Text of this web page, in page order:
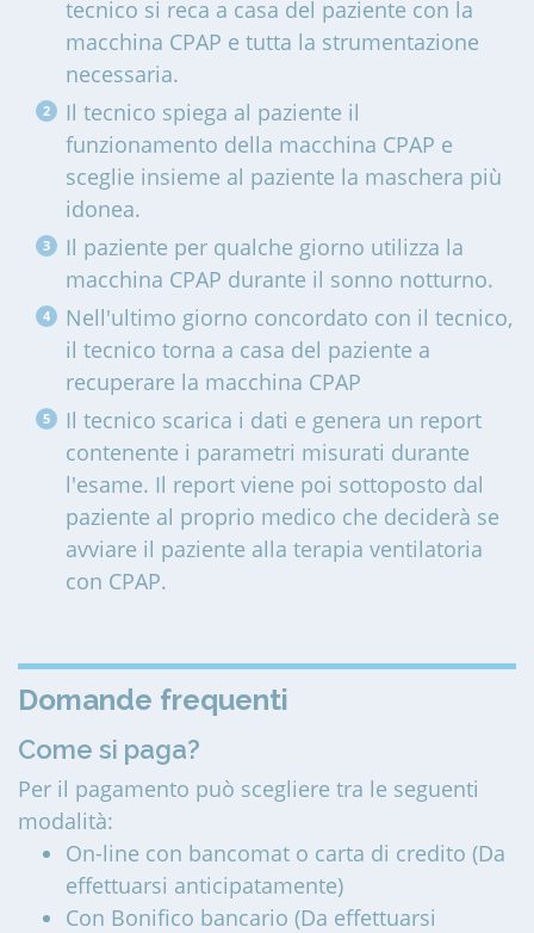
tecnico si reca a casa del paziente con la
macchina CPAP e tutta la strumentazione
necessaria.
Il tecnico spiega al paziente il
funzionamento della macchina CPAP e
sceglie insieme al paziente la maschera più
idonea.
Il paziente per qualche giorno utilizza la
macchina CPAP durante il sonno notturno.
Nell'ultimo giorno concordato con il tecnico,
il tecnico torna a casa del paziente a
recuperare la macchina CPAP
Il tecnico scarica i dati e genera un report
contenente i parametri misurati durante
l'esame. Il report viene poi sottoposto dal
paziente al proprio medico che deciderà se
avviare il paziente alla terapia ventilatoria
con CPAP.
Domande frequenti
Come si paga?
Per il pagamento può scegliere tra le seguenti
modalità:
On-line con bancomat o carta di credito (Da
effettuarsi anticipatamente)
Con Bonifico bancario (Da effettuarsi